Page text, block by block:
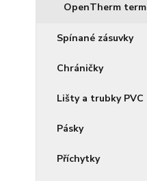
OpenTherm
Spínané zásuvky
Chráničky
Lišty a trubky PVC
Pásky
Příchytky